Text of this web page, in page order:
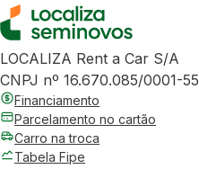
LOCALIZA Rent a Car S/A
CNPJ nº 16.670.085/0001-55
Financiamento
Parcelamento no cartão
Carro na troca
Tabela Fipe